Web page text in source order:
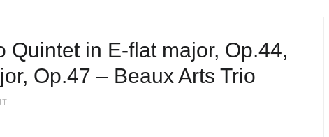
Quintet in E-flat major, Op.44,
Op.47 – Beaux Arts Trio